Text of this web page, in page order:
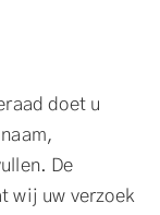
doet u
De
wij uw verzoek